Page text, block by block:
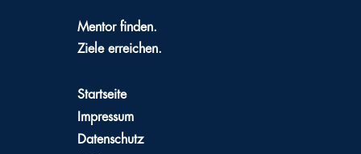
Mentor finden.
Ziele erreichen.
Startseite
Impressum
Datenschutz